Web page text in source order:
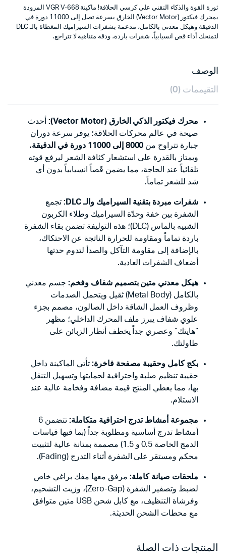
ثورة القوة والذكاء التقني على كرسي الحلاقة! ماكينة VGR V-668 المزودة
بمحرك فيكتور (Vector Motor) الخارق بسرعة تصل إلى 11000 دورة في
الدقيقة وهيكل معدني بالكامل، مدعمة بشفرات السيراميك المغطاة بالـ DLC
لتمنحك أداء قص انسيابياً، شفرات باردة، ودقة متناهية لا تتراجع.
الوصف
التقيممات (0)
محرك فيكتور الذكي الخارق (Vector Motor):
أحدث
صيحة في عالم محركات الحلاقة؛ يوفر سرعة دوران
جبارة تتراوح من 8000 إلى 11000 دورة في الدقيقة
،
ويمتاز بالقدرة على استشعار كثافة الشعر ليرفع قوته
تلقائياً عند الحاجة، مما يضمن قَصاً انسيابياً بدون أي
شد للشعر تماماً.
شفرات مبردة بتقنية السيراميك والـ DLC:
تجمع
الشفرة بين خفة وحدّة السيراميك وطلاء الكربون
الشبيه بالماس (DLC)؛ هذه التوليفة تضمن بقاء الشفرة
باردة تماماً ومقاومة للحرارة الناتجة عن الاحتكاك،
بالإضافة إلى مقاومة التآكل والصدأ لتدوم حدتها
أضعاف الشفرات العادية.
هيكل معدني متين بتصميم شفاف وفخم: جسم معدني
بالكامل (Metal Body) ثقيل ويتحمل الصدمات
وظروف العمل الشاقة داخل الصالون، مصمم بجزء
علوي شفاف يبرز ملف المحرك الداخلي؛ مظهر
“هايتك” وعصري جداً يخطف أنظار الزبائن على
طاولتك.
بكج كامل وحقيبة مصفحة فاخرة: تأتي الماكينة داخل
حقيبة تنظيم صلبة واحترافية لحمايتها وتسهيل التنقل
بها، مما يعطي المنتج قيمة مضافة وفخامة عالية عند
الاستلام.
مجموعة أمشاط تدرج احترافية متكاملة:
تتضمن 6
أمشاط تدرج أساسية ومطلوبة جداً (بما فيها قياسات
الدمج الخاصة 0.5 و 1.5) مصممة بمتانة عالية لتثبيت
محكم ومستقر على الشفرة أثناء التدرج (Fading).
ملحقات صيانة كاملة: مرفق معها مفك براغي خاص
لضبط وتصفير الشفرة (Zero-Gap)، وزيت التشحيم،
وفرشاة التنظيف، مع كابل شحن USB متين متوافق
مع محطات الشحن الحديثة.
المنتجات ذات الصلة